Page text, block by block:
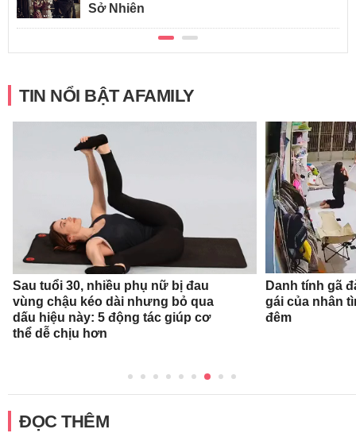
Sở Nhiên
TIN NỔI BẬT AFAMILY
Sau tuổi 30, nhiều phụ nữ bị đau
vùng chậu kéo dài nhưng bỏ qua
dấu hiệu này: 5 động tác giúp cơ
thể dễ chịu hơn
Danh tính gã
gái của nhân
đêm
ĐỌC THÊM